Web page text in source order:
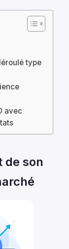
type
avec
de son